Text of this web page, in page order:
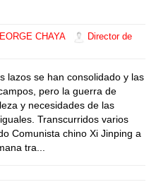
CHAYA
Director de
lazos se han consolidado y las
pero la guerra de
y necesidades de las
Transcurridos varios
Comunista chino Xi Jinping a
tra...